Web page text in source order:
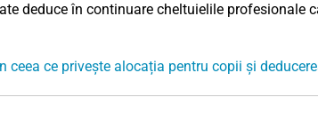
deduce în continuare cheltuielile profesionale
ceea ce privește alocația pentru copii și